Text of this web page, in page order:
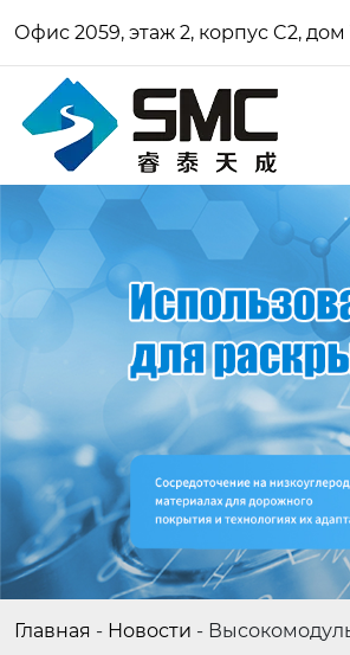
Офис 2059, этаж 2, корпус C2,
Главная - Новости -